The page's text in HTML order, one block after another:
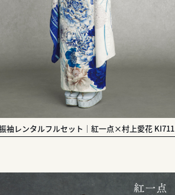
袖レンタルフルセット｜紅一点×村上愛花 KI711